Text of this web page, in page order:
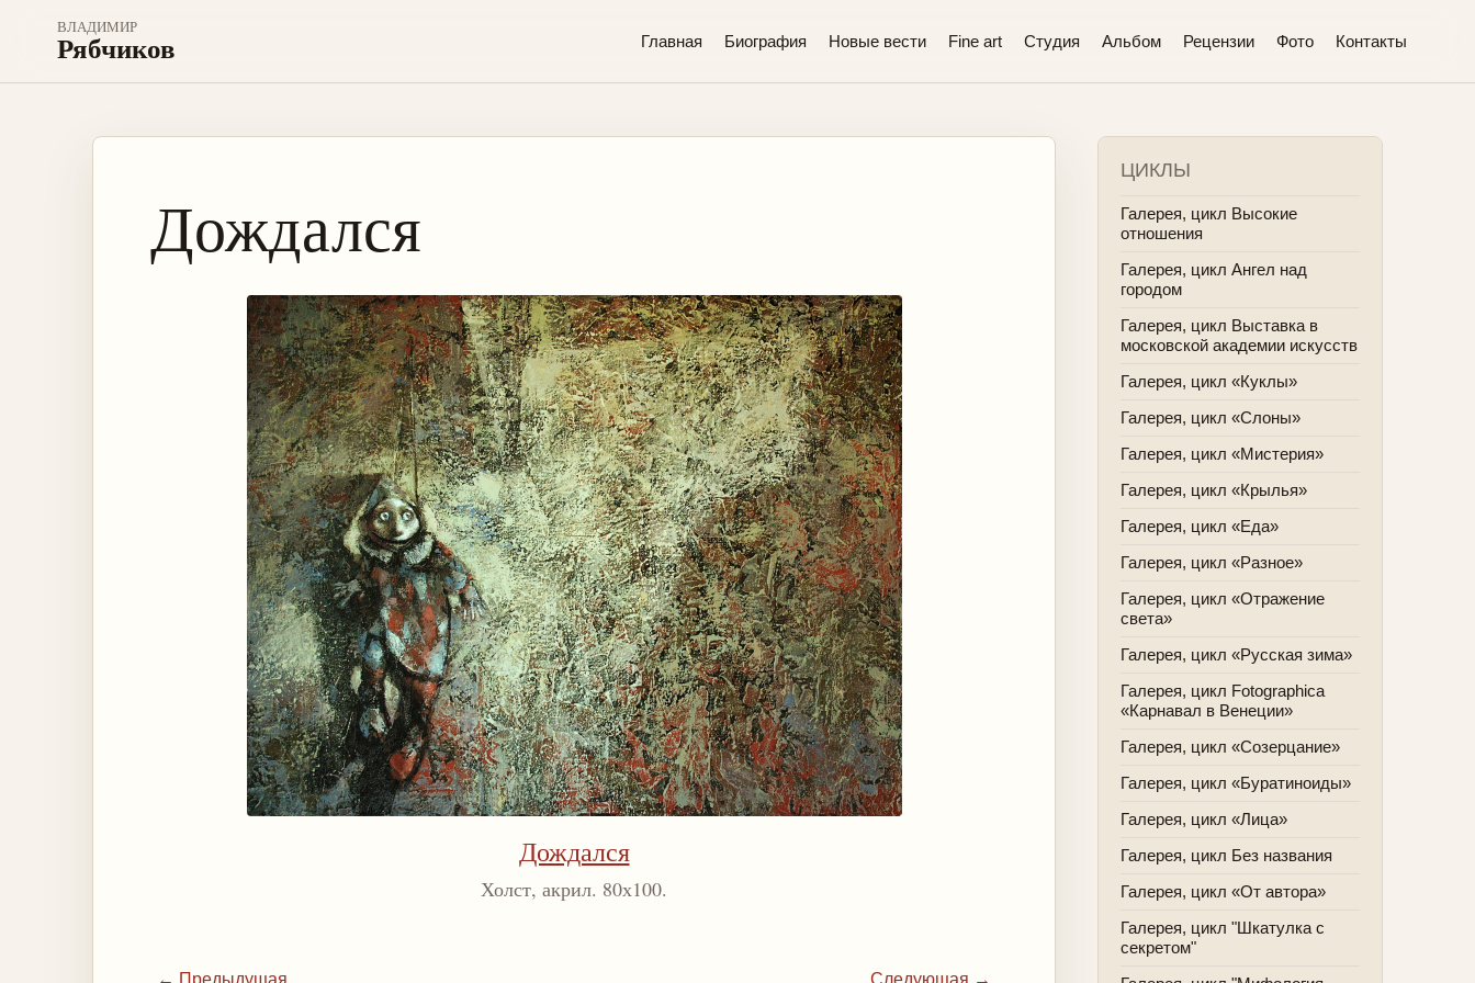
ВЛАДИМИР
Рябчиков Главная Биография Новые вести Fine art Студия Альбом Рецензии Фото Контакты
Дождался
Дождался
Холст, акрил. 80х100.
← Предыдущая Следующая →
ЦИКЛЫ
Галерея, цикл Высокие
отношения
Галерея, цикл Ангел над
городом
Галерея, цикл Выставка в
московской академии искусств
Галерея, цикл «Куклы»
Галерея, цикл «Слоны»
Галерея, цикл «Мистерия»
Галерея, цикл «Крылья»
Галерея, цикл «Еда»
Галерея, цикл «Разное»
Галерея, цикл «Отражение
света»
Галерея, цикл «Русская зима»
Галерея, цикл Fotographica
«Карнавал в Венеции»
Галерея, цикл «Созерцание»
Галерея, цикл «Буратиноиды»
Галерея, цикл «Лица»
Галерея, цикл Без названия
Галерея, цикл «От автора»
Галерея, цикл "Шкатулка с
секретом"